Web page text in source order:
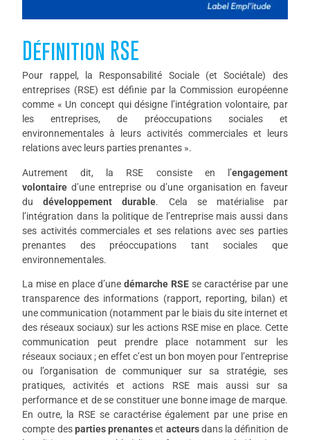
Définition RSE
Pour rappel, la Responsabilité Sociale (et Sociétale) des
entreprises (RSE) est définie par la Commission européenne
comme « Un concept qui désigne l’intégration volontaire, par
les entreprises, de préoccupations sociales et
environnementales à leurs activités commerciales et leurs
relations avec leurs parties prenantes ».
Autrement dit, la RSE consiste en l’engagement
volontaire d’une entreprise ou d’une organisation en faveur
dudéveloppement durable. Cela se matérialise par
l’intégration dans la politique de l’entreprise mais aussi dans
ses activités commerciales et ses relations avec ses parties
prenantes des préoccupations tant sociales que
environnementales.
La mise en place d’une démarche RSEse caractérise par une
transparence des informations (rapport, reporting, bilan) et
une communication (notamment par le biais du site internet et
des réseaux sociaux) sur les actions RSE mise en place. Cette
communication peut prendre place notamment sur les
réseaux sociaux ; en effet c’est un bon moyen pour l’entreprise
ou l’organisation de communiquer sur sa stratégie, ses
pratiques, activités et actions RSE mais aussi sur sa
performance et de se constituer une bonne image de marque.
En outre, la RSE se caractérise également par une prise en
compte desparties prenanteset acteursdans la définition de